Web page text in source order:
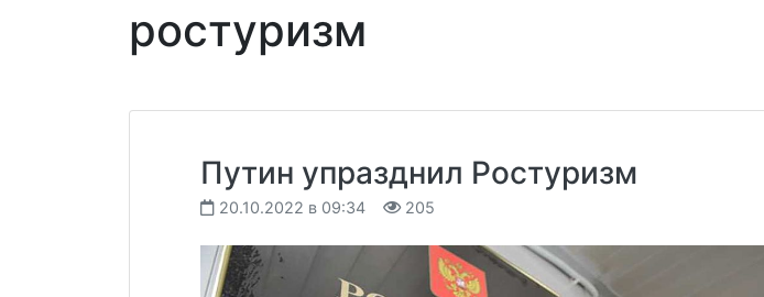
ростуризм
Путин упразднил Ростуризм
20.10.2022 в 09:34 205